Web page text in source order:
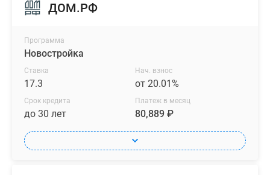
ДОМ.РФ
Программа
Новостройка
Ставка
17.3
Нач. взнос
от 20.01%
Срок кредита
до 30 лет
Платеж в месяц
80,889 ₽